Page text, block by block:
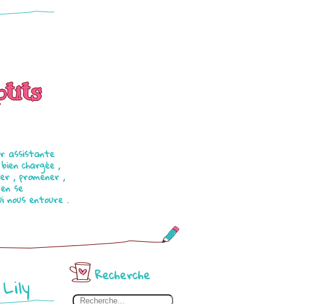
assistante
chargée ,
, promener ,
se
nous entoure .
Recherche